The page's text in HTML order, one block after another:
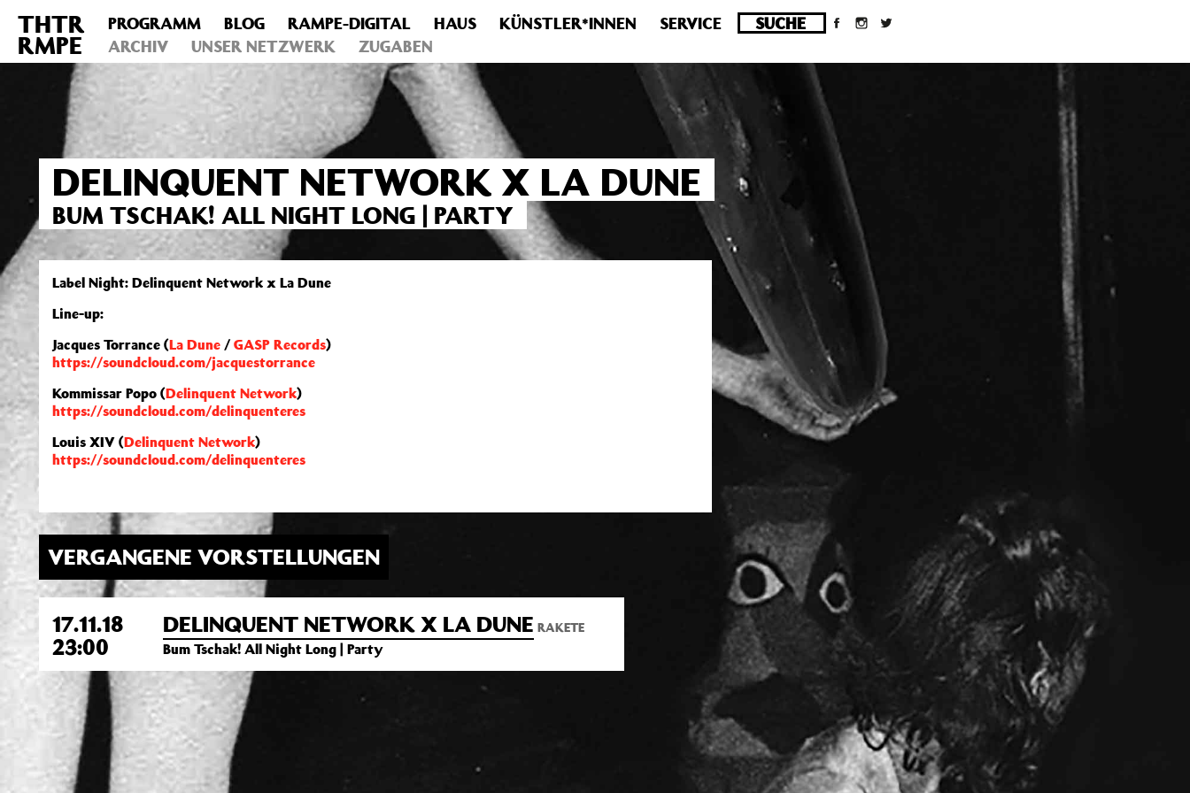
Deprecated : Die Funktion post_permalink ist seit Version 4.4.0 veraltet! Verwende stattdessen get_permalink(). in
/homepages/10/d43051023/htdocs/wordpress/wp-
includes/functions.phpon line6031
THTR
RMPE
PROGRAMM BLOG RAMPE-DIGITAL HAUS KÜNSTLER*INNEN
SERVICE
ARCHIV
UNSER NETZWERK ZUGABEN
DELINQUENT NETWORK X LA DUNE
BUM TSCHAK! ALL NIGHT LONG | PARTY
Label Night: Delinquent Network x La Dune
Line-up:
Jacques Torrance (La Dune /GASP Records)
https://soundcloud.com/jacquestorrance
Kommissar Popo (Delinquent Network)
https://soundcloud.com/delinquenteres
Louis XIV (Delinquent Network)
https://soundcloud.com/delinquenteres
VERGANGENE VORSTELLUNGEN
17.11.18
23:00
DELINQUENT NETWORK X LA DUNE RAKETE
Bum Tschak! All Night Long | Party